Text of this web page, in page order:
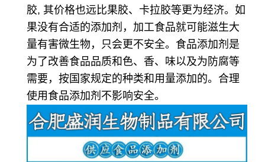
胶, 其价格也远比果胶、卡拉胶等更为经济。如
果没有合适的添加剂，加工食品就可能滋生大
量有害微生物，只会更不安全。食品添加剂是
为了改善食品品质和色、香、味以及为防腐等
需要，按国家规定的种类和用量添加的。合理
使用食品添加剂不影响安全。